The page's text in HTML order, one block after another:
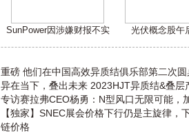
SunPower因涉嫌财报不实 光伏概念股午
重磅 他们在中国高效异质结俱乐部第二次
异在当下，叠出未来 2023HJT异质结&叠层
专访赛拉弗CEO杨勇：N型风口无限可能，
【独家】SNEC展会价格下行仍是主旋律，
链价格